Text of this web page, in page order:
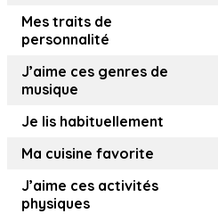
Mes traits de
personnalité
J’aime ces genres de
musique
Je lis habituellement
Ma cuisine favorite
J’aime ces activités
physiques